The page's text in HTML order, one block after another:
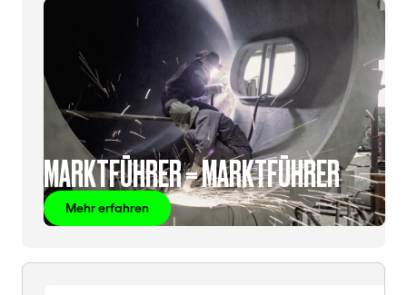
MARKTFÜHRER = MARKTFÜHRER
Mehr erfahren